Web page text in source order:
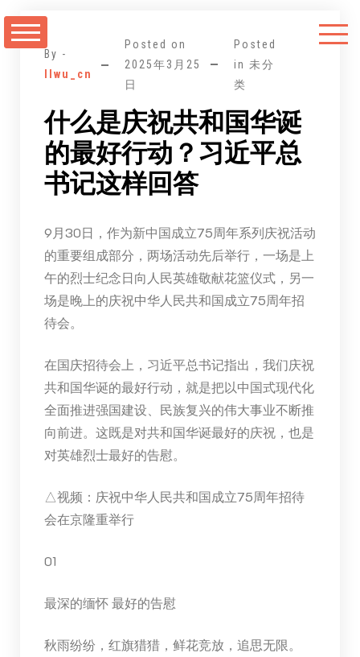
至
By -
llwu_cn
Posted on
2025年3月25
日
Posted
in 未分
类
什么是庆祝共和国华诞
的最好行动？习近平总
书记这样回答
9月30日，作为新中国成立75周年系列庆祝活动
的重要组成部分，两场活动先后举行，一场是上
午的烈士纪念日向人民英雄敬献花篮仪式，另一
场是晚上的庆祝中华人民共和国成立75周年招
待会。
在国庆招待会上，习近平总书记指出，我们庆祝
共和国华诞的最好行动，就是把以中国式现代化
全面推进强国建设、民族复兴的伟大事业不断推
向前进。这既是对共和国华诞最好的庆祝，也是
对英雄烈士最好的告慰。
△视频：庆祝中华人民共和国成立75周年招待
会在京隆重举行
01
最深的缅怀 最好的告慰
秋雨纷纷，红旗猎猎，鲜花竞放，追思无限。